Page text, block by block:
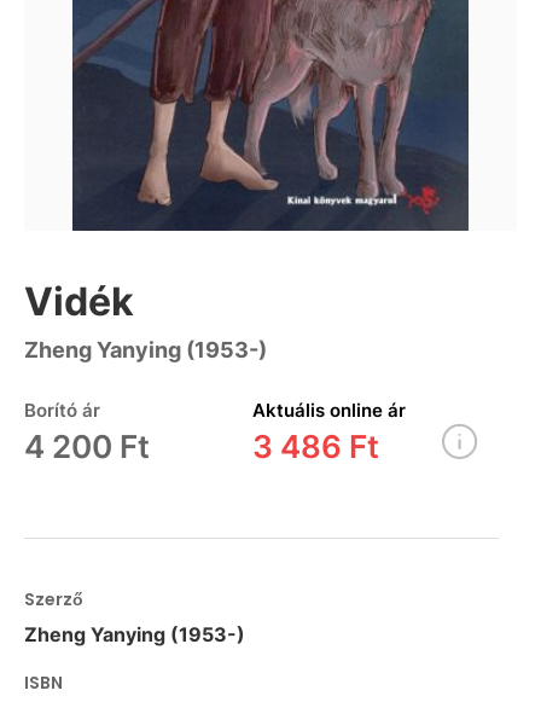
Vidék
Zheng Yanying (1953-)
Borító ár
4 200 Ft
Aktuális online ár
3 486 Ft
Szerző
Zheng Yanying (1953-)
ISBN